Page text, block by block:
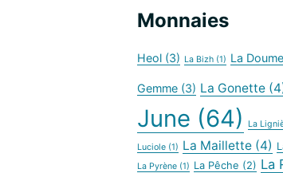
Monnaies
Heol (3) La Bizh (1) La Doume
Gemme (3) La Gonette
June (64) La
Luciole (1) La Maillette (4)
La Pyrène (1) La Pêche (2) La